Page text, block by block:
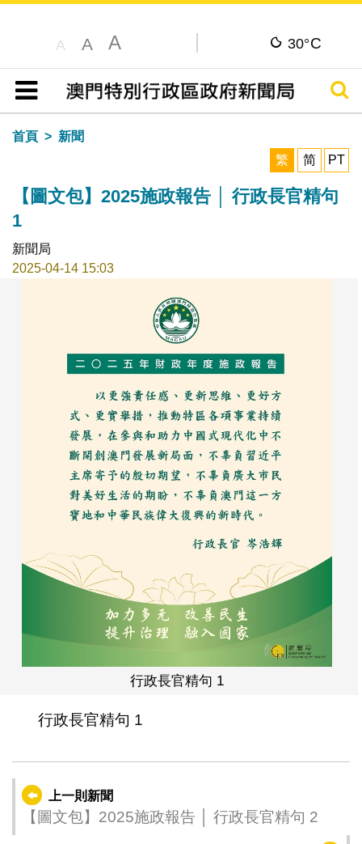
A A A 30°C
目錄
搜尋
首頁
新聞
繁
简 PT
【圖文包】2025施政報告 │ 行政長官精句
1
新聞局
2025-04-14 15:03
行政長官精句 1
行政長官精句 1
上一則新聞
【圖文包】2025施政報告 │ 行政長官精句 2